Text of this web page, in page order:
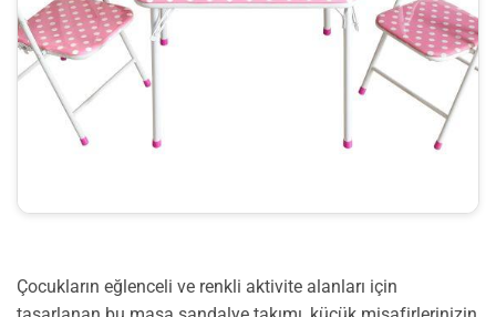
Çocukların eğlenceli ve renkli aktivite alanları için